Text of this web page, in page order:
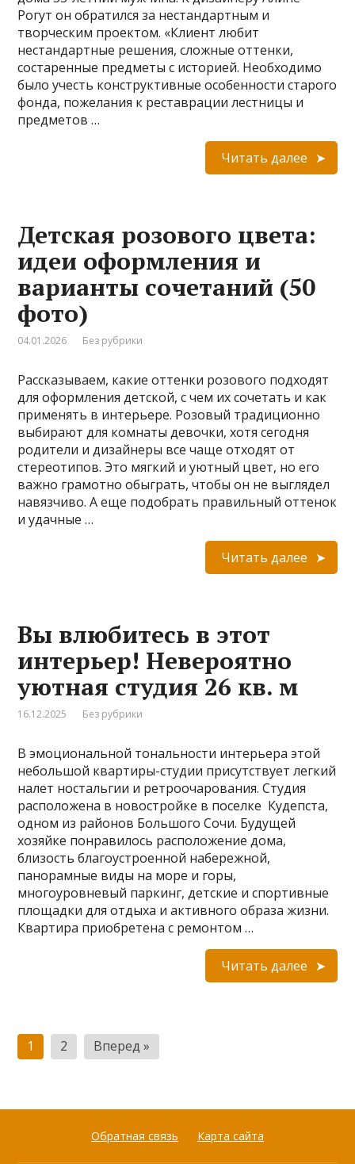
Рогут он обратился за нестандартным и
творческим проектом. «Клиент любит
нестандартные решения, сложные оттенки,
состаренные предметы с историей. Необходимо
было учесть конструктивные особенности старого
фонда, пожелания к реставрации лестницы и
предметов …
Читать далее
Детская розового цвета:
идеи оформления и
варианты сочетаний (50
фото)
04.01.2026 Без рубрики
Рассказываем, какие оттенки розового подходят
для оформления детской, с чем их сочетать и как
применять в интерьере. Розовый традиционно
выбирают для комнаты девочки, хотя сегодня
родители и дизайнеры все чаще отходят от
стереотипов. Это мягкий и уютный цвет, но его
важно грамотно обыграть, чтобы он не выглядел
навязчиво. А еще подобрать правильный оттенок
и удачные …
Читать далее
Вы влюбитесь в этот
интерьер! Невероятно
уютная студия 26 кв. м
16.12.2025 Без рубрики
В эмоциональной тональности интерьера этой
небольшой квартиры-студии присутствует легкий
налет ностальгии и ретроочарования. Студия
расположена в новостройке в поселке Кудепста,
одном из районов Большого Сочи. Будущей
хозяйке понравилось расположение дома,
близость благоустроенной набережной,
панорамные виды на море и горы,
многоуровневый паркинг, детские и спортивные
площадки для отдыха и активного образа жизни.
Квартира приобретена с ремонтом …
Читать далее
Пагинация
записей
1 2 Вперед »
Обратная связь Карта сайта